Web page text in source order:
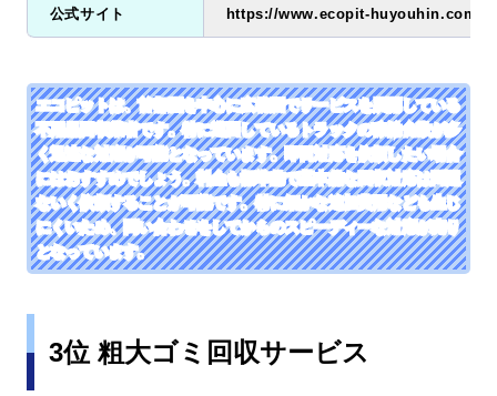
公式サイト https://www.ecopit-huyouhin.com/
エコピットは、首都圏を中心に広範囲でサービスを展開している
不用品回収業者です。特に巡回しているトラックの稼働台数が多
く迅速な対応が可能となっています。即日対応を依頼したい場合
にはおすすめでしょう。料金も標準的で基本的な回収対応は問題
ないく依頼することが可能です。特に細かな追加費用なども生じ
にくいため、問い合わせをしてからのスピーディーな対応が売り
となっています。
3位 粗大ゴミ回収サービス